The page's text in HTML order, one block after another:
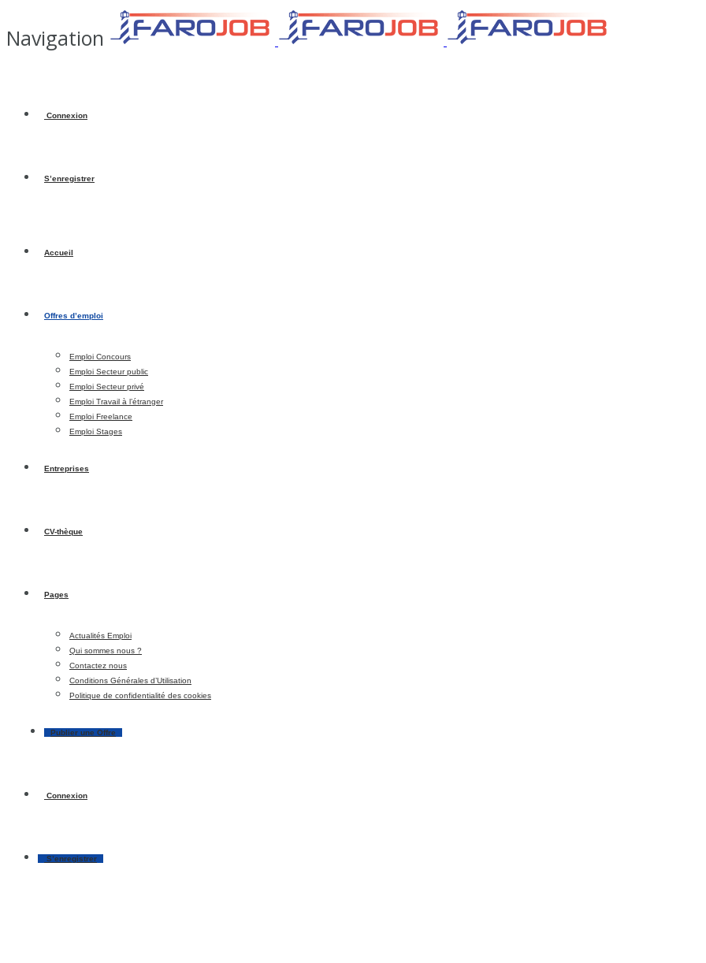
Navigation
Connexion
S’enregistrer
Accueil
Offres d’emploi
Emploi Concours
Emploi Secteur public
Emploi Secteur privé
Emploi Travail à l’étranger
Emploi Freelance
Emploi Stages
Entreprises
CV-thèque
Pages
Actualités Emploi
Qui sommes nous ?
Contactez nous
Conditions Générales d’Utilisation
Politique de confidentialité des cookies
Publier une Offre
Connexion
S’enregistrer